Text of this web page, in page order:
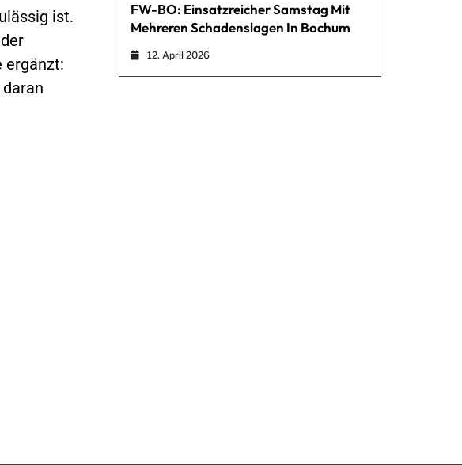
ist.
ergänzt:
FW-BO: Einsatzreicher Samstag Mit
Mehreren Schadenslagen In Bochum
12. April 2026